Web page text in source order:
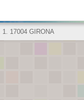
1. 17004 GIRONA